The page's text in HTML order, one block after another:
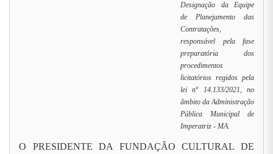
Designação da Equipe
de Planejamento das
Contratações,
responsável pela fase
preparatória dos
procedimentos
licitatórios regidos pela
lei nº 14.133/2021, no
âmbito da Administração
Pública Municipal de
Imperatriz - MA.
O PRESIDENTE DA FUNDAÇÃO CULTURAL DE